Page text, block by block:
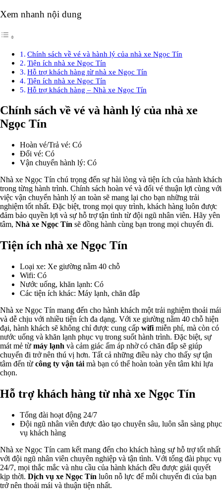
Xem nhanh nội dung
Chính sách về vé và hành lý của nhà xe Ngọc Tín
Tiện ích nhà xe Ngọc Tín
Hỗ trợ khách hàng từ nhà xe Ngọc Tín
Tiện ích nhà xe Ngọc Tín
Hỗ trợ khách hàng – Nhà xe Ngọc Tín
Chính sách về vé và hành lý của nhà xe
Ngọc Tín
Hoàn vé/Trả vé: Có
Đổi vé: Có
Vận chuyển hành lý: Có
Nhà xe Ngọc Tín chú trọng đến sự hài lòng và tiện ích của hành khách
trong từng hành trình. Chính sách hoàn vé và đổi vé thuận lợi cùng với
việc vận chuyển hành lý an toàn sẽ mang lại cho bạn những trải
nghiệm tốt nhất. Đặc biệt, trong mọi quy trình, khách hàng luôn được
đảm bảo quyền lợi và sự hỗ trợ tận tình từ đội ngũ nhân viên. Hãy yên
tâm, Nhà xe Ngọc Tín sẽ đồng hành cùng bạn trong mọi chuyến đi.
Tiện ích nhà xe Ngọc Tín
Loại xe: Xe giường nằm 40 chỗ
Wifi: Có
Nước uống, khăn lạnh: Có
Các tiện ích khác: Máy lạnh, chăn đắp
Nhà xe Ngọc Tín mang đến cho hành khách một trải nghiệm thoải mái
và dễ chịu với nhiều tiện ích đa dạng. Với xe giường nằm 40 chỗ hiện
đại, hành khách sẽ không chỉ được cung cấp wifi miễn phí, mà còn có
nước uống và khăn lạnh phục vụ trong suốt hành trình. Đặc biệt, sự
mát mẻ từ máy lạnh và cảm giác ấm áp nhờ có chăn đắp sẽ giúp
chuyến đi trở nên thú vị hơn. Tất cả những điều này cho thấy sự tận
tâm đến từ công ty vận tải mà bạn có thể hoàn toàn yên tâm khi lựa
chọn.
Hỗ trợ khách hàng từ nhà xe Ngọc Tín
Tổng đài hoạt động 24/7
Đội ngũ nhân viên được đào tạo chuyên sâu, luôn sẵn sàng phục
vụ khách hàng
Nhà xe Ngọc Tín cam kết mang đến cho khách hàng sự hỗ trợ tốt nhất
với đội ngũ nhân viên chuyên nghiệp và tận tình. Với tổng đài phục vụ
24/7, mọi thắc mắc và nhu cầu của hành khách đều được giải quyết
kịp thời. Dịch vụ xe Ngọc Tín luôn nỗ lực để mỗi chuyến đi của bạn
trở nên thoải mái và thuận tiện nhất.